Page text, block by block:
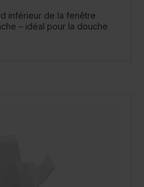
inférieur de la fenêtre
– idéal pour la douche